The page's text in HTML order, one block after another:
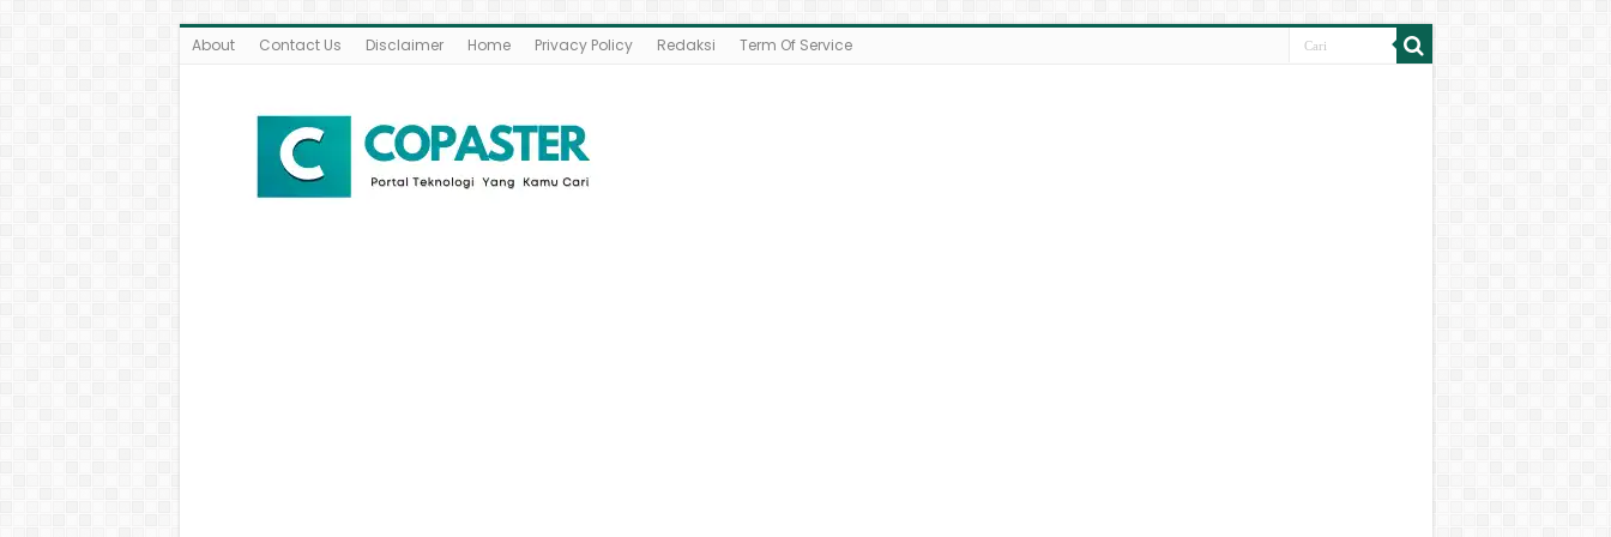
About Contact Us Disclaimer Home Privacy Policy Redaksi Term Of Service